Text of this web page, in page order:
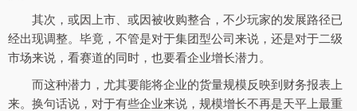
其次，或因上市、或因被收购整合，不少玩家的发展路径已
经出现调整。毕竟，不管是对于集团型公司来说，还是对于二级
市场来说，看赛道的同时，也要看企业增长潜力。
而这种潜力，尤其要能将企业的货量规模反映到财务报表上
来。换句话说，对于有些企业来说，规模增长不再是天平上最重